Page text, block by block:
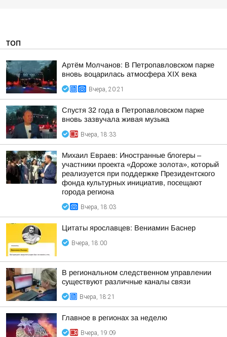
ТОП
Артём Молчанов: В Петропавловском парке
вновь воцарилась атмосфера XIX века
Вчера, 20:21
Спустя 32 года в Петропавловском парке
вновь зазвучала живая музыка
Вчера, 18:33
Михаил Евраев: Иностранные блогеры –
участники проекта «Дороже золота», который
реализуется при поддержке Президентского
фонда культурных инициатив, посещают
города региона
Вчера, 18:03
Цитаты ярославцев: Вениамин Баснер
Вчера, 18:00
В региональном следственном управлении
существуют различные каналы связи
Вчера, 18:21
Главное в регионах за неделю
Вчера, 19:09